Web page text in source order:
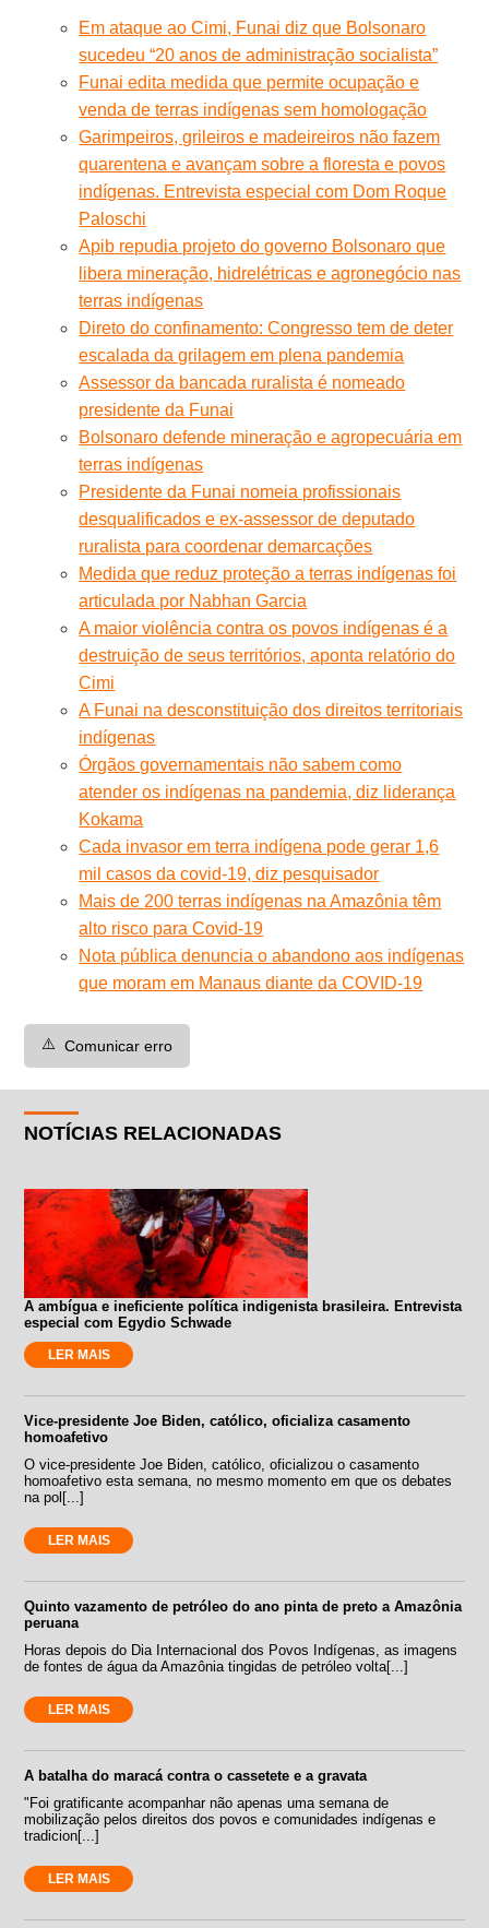
Em ataque ao Cimi, Funai diz que Bolsonaro
sucedeu “20 anos de administração socialista”
Funai edita medida que permite ocupação e
venda de terras indígenas sem homologação
Garimpeiros, grileiros e madeireiros não fazem
quarentena e avançam sobre a floresta e povos
indígenas. Entrevista especial com Dom Roque
Paloschi
Apib repudia projeto do governo Bolsonaro que
libera mineração, hidrelétricas e agronegócio nas
terras indígenas
Direto do confinamento: Congresso tem de deter
escalada da grilagem em plena pandemia
Assessor da bancada ruralista é nomeado
presidente da Funai
Bolsonaro defende mineração e agropecuária em
terras indígenas
Presidente da Funai nomeia profissionais
desqualificados e ex-assessor de deputado
ruralista para coordenar demarcações
Medida que reduz proteção a terras indígenas foi
articulada por Nabhan Garcia
A maior violência contra os povos indígenas é a
destruição de seus territórios, aponta relatório do
Cimi
A Funai na desconstituição dos direitos territoriais
indígenas
Órgãos governamentais não sabem como
atender os indígenas na pandemia, diz liderança
Kokama
Cada invasor em terra indígena pode gerar 1,6
mil casos da covid-19, diz pesquisador
Mais de 200 terras indígenas na Amazônia têm
alto risco para Covid-19
Nota pública denuncia o abandono aos indígenas
que moram em Manaus diante da COVID-19
⚠️ Comunicar erro
NOTÍCIAS RELACIONADAS
A ambígua e ineficiente política indigenista brasileira. Entrevista
especial com Egydio Schwade
LER MAIS
Vice-presidente Joe Biden, católico, oficializa casamento
homoafetivo
O vice-presidente Joe Biden, católico, oficializou o casamento
homoafetivo esta semana, no mesmo momento em que os debates
na pol[...]
LER MAIS
Quinto vazamento de petróleo do ano pinta de preto a Amazônia
peruana
Horas depois do Dia Internacional dos Povos Indígenas, as imagens
de fontes de água da Amazônia tingidas de petróleo volta[...]
LER MAIS
A batalha do maracá contra o cassetete e a gravata
"Foi gratificante acompanhar não apenas uma semana de
mobilização pelos direitos dos povos e comunidades indígenas e
tradicion[...]
LER MAIS